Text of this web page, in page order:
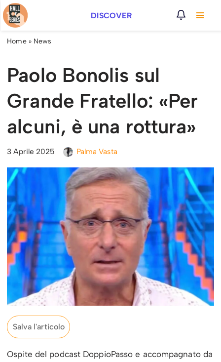
Vai
al
DISCOVER
Home» News
Paolo Bonolis sul
Grande Fratello: «Per
alcuni, è una rottura»
3 Aprile 2025 Palma Vasta
Salva l'articolo
Ospite del podcast DoppioPasso e accompagnato da